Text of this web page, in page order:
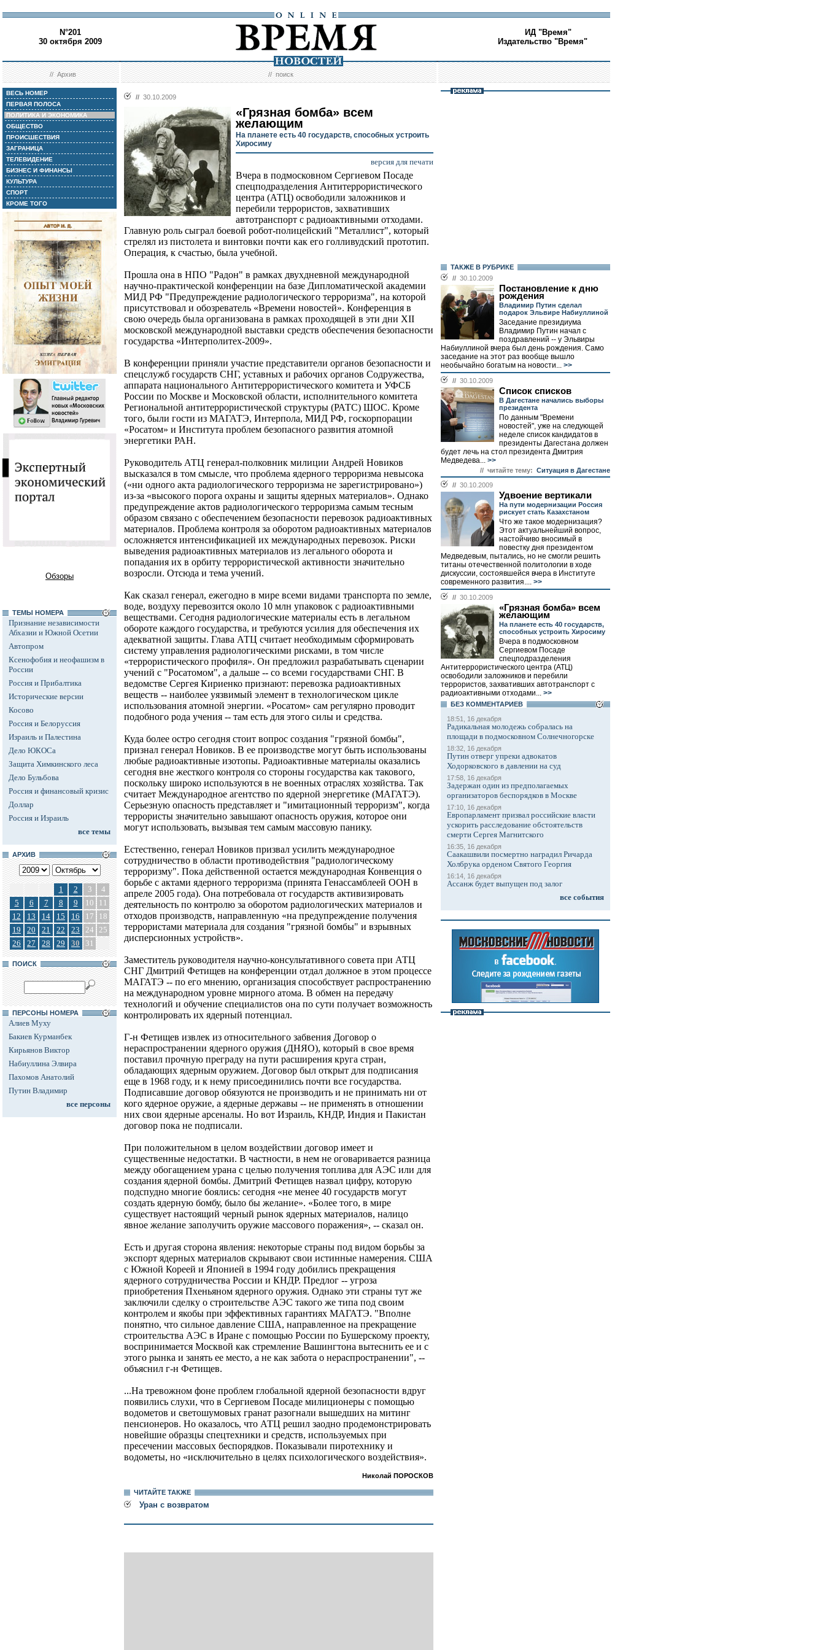
N°201
30 октября 2009
ИД "Время"
Издательство "Время"
//Архив //поиск
ВЕСЬ НОМЕР
ПЕРВАЯ ПОЛОСА
ПОЛИТИКА И ЭКОНОМИКА
ОБЩЕСТВО
ПРОИСШЕСТВИЯ
ЗАГРАНИЦА
ТЕЛЕВИДЕНИЕ
БИЗНЕС И ФИНАНСЫ
КУЛЬТУРА
СПОРТ
КРОМЕ ТОГО
Обзоры
ТЕМЫ НОМЕРА
Признание независимости
Абхазии и Южной Осетии
Автопром
Ксенофобия и неофашизм в
России
Россия и Прибалтика
Исторические версии
Косово
Россия и Белоруссия
Израиль и Палестина
Дело ЮКОСа
Защита Химкинского леса
Дело Бульбова
Россия и финансовый кризис
Доллар
Россия и Израиль
все темы
АРХИВ
1 2 3
4
5
6 7 8 9 10
11
12
13 14 15 16 17
18
19
20 21 22 23 24 25
26
27 28 29 30 31
ПОИСК
ПЕРСОНЫ НОМЕРА
Алиев Муху
Бакиев Курманбек
Кирьянов Виктор
Набиуллина Элвира
Пахомов Анатолий
Путин Владимир
все персоны
// 30.10.2009
«Грязная бомба» всем
желающим
На планете есть 40 государств, способных устроить
Хиросиму
версия для печати
Вчера в подмосковном Сергиевом Посаде
спецподразделения Антитеррористического
центра (АТЦ) освободили заложников и
перебили террористов, захвативших
автотранспорт с радиоактивными отходами.
Главную роль сыграл боевой робот-полицейский "Металлист", который
стрелял из пистолета и винтовки почти как его голливудский прототип.
Операция, к счастью, была учебной.
Прошла она в НПО "Радон" в рамках двухдневной международной
научно-практической конференции на базе Дипломатической академии
МИД РФ "Предупреждение радиологического терроризма", на которой
присутствовал и обозреватель «Времени новостей». Конференция в
свою очередь была организована в рамках проходящей в эти дни XII
московской международной выставки средств обеспечения безопасности
государства «Интерполитех-2009».
В конференции приняли участие представители органов безопасности и
спецслужб государств СНГ, уставных и рабочих органов Содружества,
аппарата национального Антитеррористического комитета и УФСБ
России по Москве и Московской области, исполнительного комитета
Региональной антитеррористической структуры (РАТС) ШОС. Кроме
того, были гости из МАГАТЭ, Интерпола, МИД РФ, госкорпорации
«Росатом» и Института проблем безопасного развития атомной
энергетики РАН.
Руководитель АТЦ генерал-полковник милиции Андрей Новиков
высказался в том смысле, что проблема ядерного терроризма невысока
(«ни одного акта радиологического терроризма не зарегистрировано»)
из-за «высокого порога охраны и защиты ядерных материалов». Однако
предупреждение актов радиологического терроризма самым тесным
образом связано с обеспечением безопасности перевозок радиоактивных
материалов. Проблема контроля за оборотом радиоактивных материалов
осложняется интенсификацией их международных перевозок. Риски
выведения радиоактивных материалов из легального оборота и
попадания их в орбиту террористической активности значительно
возросли. Отсюда и тема учений.
Как сказал генерал, ежегодно в мире всеми видами транспорта по земле,
воде, воздуху перевозится около 10 млн упаковок с радиоактивными
веществами. Сегодня радиологические материалы есть в легальном
обороте каждого государства, и требуются усилия для обеспечения их
адекватной защиты. Глава АТЦ считает необходимым сформировать
систему управления радиологическими рисками, в том числе
«террористического профиля». Он предложил разрабатывать сценарии
учений с "Росатомом", а дальше -- со всеми государствами СНГ. В
ведомстве Сергея Кириенко признают: перевозка радиоактивных
веществ -- наиболее уязвимый элемент в технологическом цикле
использования атомной энергии. «Росатом» сам регулярно проводит
подобного рода учения -- там есть для этого силы и средства.
Куда более остро сегодня стоит вопрос создания "грязной бомбы",
признал генерал Новиков. В ее производстве могут быть использованы
любые радиоактивные изотопы. Радиоактивные материалы оказались
сегодня вне жесткого контроля со стороны государства как такового,
поскольку широко используются в не военных отраслях хозяйства. Так
считает Международное агентство по ядерной энергетике (МАГАТЭ).
Серьезную опасность представляет и "имитационный терроризм", когда
террористы значительно завышают опасность оружия, которое они
могут использовать, вызывая тем самым массовую панику.
Естественно, генерал Новиков призвал усилить международное
сотрудничество в области противодействия "радиологическому
терроризму". Пока действенной остается международная Конвенция о
борьбе с актами ядерного терроризма (принята Генассамблеей ООН в
апреле 2005 года). Она потребовала от государств активизировать
деятельность по контролю за оборотом радиологических материалов и
отходов производств, направленную «на предупреждение получения
террористами материала для создания "грязной бомбы" и взрывных
дисперсионных устройств».
Заместитель руководителя научно-консультативного совета при АТЦ
СНГ Дмитрий Фетищев на конференции отдал должное в этом процессе
МАГАТЭ -- по его мнению, организация способствует распространению
на международном уровне мирного атома. В обмен на передачу
технологий и обучение специалистов она по сути получает возможность
контролировать их ядерный потенциал.
Г-н Фетищев извлек из относительного забвения Договор о
нераспространении ядерного оружия (ДНЯО), который в свое время
поставил прочную преграду на пути расширения круга стран,
обладающих ядерным оружием. Договор был открыт для подписания
еще в 1968 году, и к нему присоединились почти все государства.
Подписавшие договор обязуются не производить и не принимать ни от
кого ядерное оружие, а ядерные державы -- не применять в отношении
них свои ядерные арсеналы. Но вот Израиль, КНДР, Индия и Пакистан
договор пока не подписали.
При положительном в целом воздействии договор имеет и
существенные недостатки. В частности, в нем не оговаривается разница
между обогащением урана с целью получения топлива для АЭС или для
создания ядерной бомбы. Дмитрий Фетищев назвал цифру, которую
подспудно многие боялись: сегодня «не менее 40 государств могут
создать ядерную бомбу, было бы желание». «Более того, в мире
существует настоящий черный рынок ядерных материалов, налицо
явное желание заполучить оружие массового поражения», -- сказал он.
Есть и другая сторона явления: некоторые страны под видом борьбы за
экспорт ядерных материалов скрывают свои истинные намерения. США
с Южной Кореей и Японией в 1994 году добились прекращения
ядерного сотрудничества России и КНДР. Предлог -- угроза
приобретения Пхеньяном ядерного оружия. Однако эти страны тут же
заключили сделку о строительстве АЭС такого же типа под своим
контролем и якобы при эффективных гарантиях МАГАТЭ. "Вполне
понятно, что сильное давление США, направленное на прекращение
строительства АЭС в Иране с помощью России по Бушерскому проекту,
воспринимается Москвой как стремление Вашингтона вытеснить ее и с
этого рынка и занять ее место, а не как забота о нераспространении", --
объяснил г-н Фетищев.
...На тревожном фоне проблем глобальной ядерной безопасности вдруг
появились слухи, что в Сергиевом Посаде милиционеры с помощью
водометов и светошумовых гранат разогнали вышедших на митинг
пенсионеров. Но оказалось, что АТЦ решил заодно продемонстрировать
новейшие образцы спецтехники и средств, используемых при
пресечении массовых беспорядков. Показывали пиротехнику и
водометы, но «исключительно в целях психологического воздействия».
Николай ПОРОСКОВ
ЧИТАЙТЕ ТАКЖЕ
Уран с возвратом
ТАКЖЕ В РУБРИКЕ
// 30.10.2009
Постановление к дню
рождения
Владимир Путин сделал
подарок Эльвире Набиуллиной
Заседание президиума
Владимир Путин начал с
поздравлений -- у Эльвиры
Набиуллиной вчера был день рождения. Само
заседание на этот раз вообще вышло
необычайно богатым на новости... >>
// 30.10.2009
Список списков
В Дагестане начались выборы
президента
По данным "Времени
новостей", уже на следующей
неделе список кандидатов в
президенты Дагестана должен
будет лечь на стол президента Дмитрия
Медведева... >>
// читайте тему: Ситуация в Дагестане
// 30.10.2009
Удвоение вертикали
На пути модернизации Россия
рискует стать Казахстаном
Что же такое модернизация?
Этот актуальнейший вопрос,
настойчиво вносимый в
повестку дня президентом
Медведевым, пытались, но не смогли решить
титаны отечественной политологии в ходе
дискуссии, состоявшейся вчера в Институте
современного развития.... >>
// 30.10.2009
«Грязная бомба» всем
желающим
На планете есть 40 государств,
способных устроить Хиросиму
Вчера в подмосковном
Сергиевом Посаде
спецподразделения
Антитеррористического центра (АТЦ)
освободили заложников и перебили
террористов, захвативших автотранспорт с
радиоактивными отходами... >>
БЕЗ КОМMЕНТАРИЕВ
18:51, 16 декабря
Радикальная молодежь собралась на
площади в подмосковном Солнечногорске
18:32, 16 декабря
Путин отверг упреки адвокатов
Ходорковского в давлении на суд
17:58, 16 декабря
Задержан один из предполагаемых
организаторов беспорядков в Москве
17:10, 16 декабря
Европарламент призвал российские власти
ускорить расследование обстоятельств
смерти Сергея Магнитского
16:35, 16 декабря
Саакашвили посмертно наградил Ричарда
Холбрука орденом Святого Георгия
16:14, 16 декабря
Ассанж будет выпущен под залог
все события